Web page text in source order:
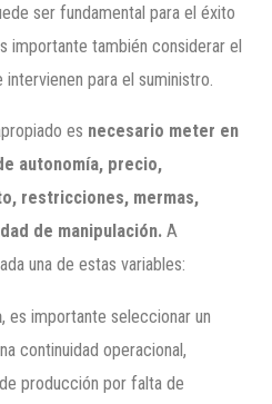
ser fundamental para el éxito
importante también considerar el
para el suministro.
es necesario meter en
autonomía, precio,
restricciones, mermas,
de manipulación. A
una de estas variables:
, es importante seleccionar un
continuidad operacional,
producción por falta de